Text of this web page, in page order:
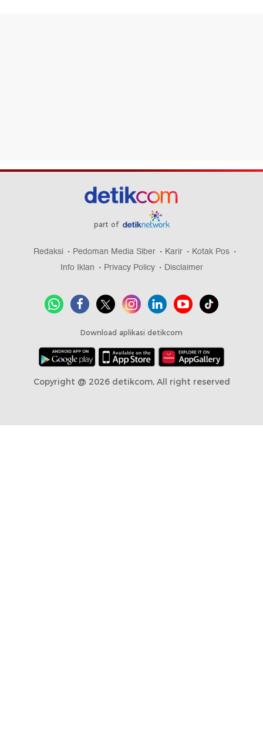
part of
Redaksi Pedoman Media Siber Karir
Kotak Pos
Info Iklan
Privacy Policy Disclaimer
Download aplikasi detikcom
Copyright @ 2026 detikcom, All right reserved